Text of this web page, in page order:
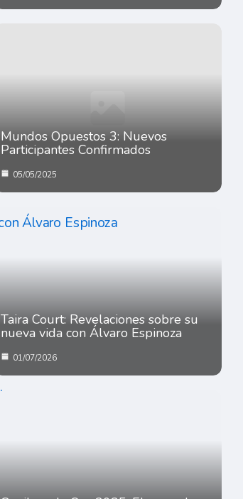
Mundos Opuestos 3: Nuevos
Participantes Confirmados
05/05/2025
Taira Court: Revelaciones sobre su
nueva vida con Álvaro Espinoza
01/07/2026